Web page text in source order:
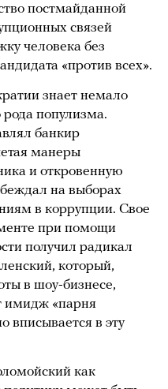
постмайданной
связей
человека без
«против всех».
знает немало
популизма.
банкир
манеры
и откровенную
на выборах
в коррупции. Свое
при помощи
получил радикал
который,
в шоу-бизнесе,
имидж «парня
вписывается в эту
как